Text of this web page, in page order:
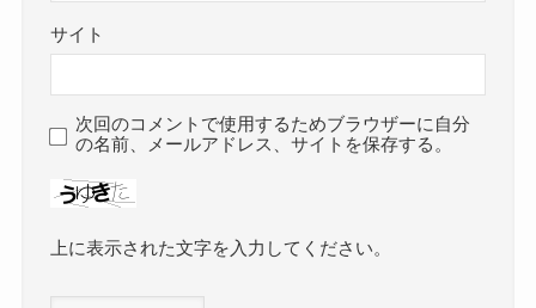
サイト
次回のコメントで使用するためブラウザーに自分
の名前、メールアドレス、サイトを保存する。
上に表示された文字を入力してください。